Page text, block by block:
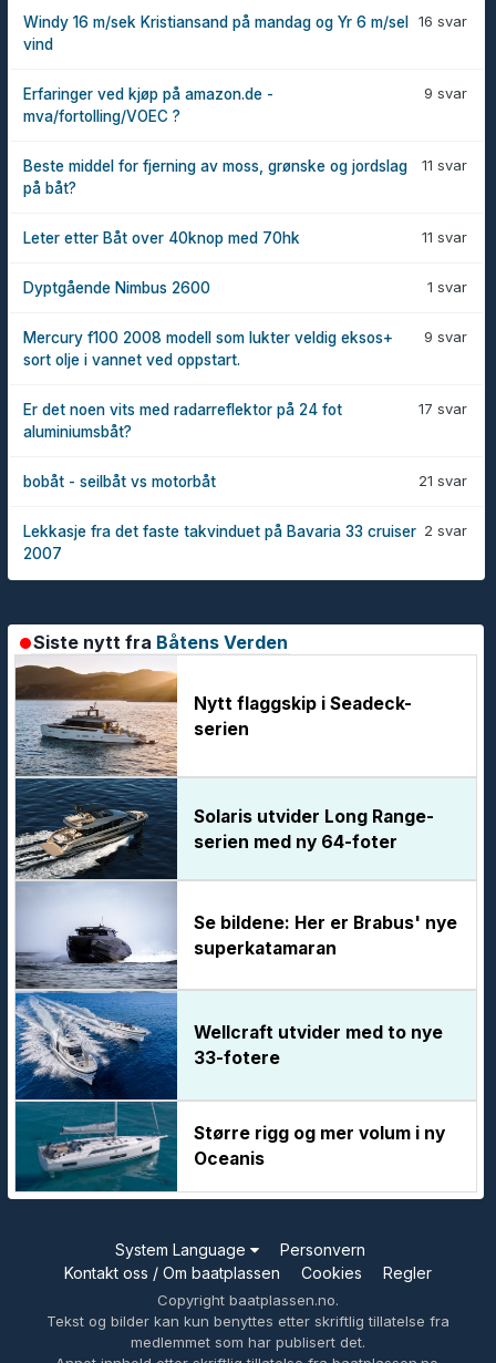
16 svar
Windy 16 m/sek Kristiansand på mandag og Yr 6 m/sel
vind
9 svar
Erfaringer ved kjøp på amazon.de -
mva/fortolling/VOEC ?
11 svar
Beste middel for fjerning av moss, grønske og jordslag
på båt?
11 svar
Leter etter Båt over 40knop med 70hk
1 svar
Dyptgående Nimbus 2600
9 svar
Mercury f100 2008 modell som lukter veldig eksos+
sort olje i vannet ved oppstart.
17 svar
Er det noen vits med radarreflektor på 24 fot
aluminiumsbåt?
21 svar
bobåt - seilbåt vs motorbåt
2 svar
Lekkasje fra det faste takvinduet på Bavaria 33 cruiser
2007
Siste nytt fra Båtens Verden
Nytt flaggskip i Seadeck-
serien
Solaris utvider Long Range-
serien med ny 64-foter
Se bildene: Her er Brabus' nye
superkatamaran
Wellcraft utvider med to nye
33-fotere
Større rigg og mer volum i ny
Oceanis
System Language
Personvern
Kontakt oss / Om baatplassen
Cookies Regler
Copyright baatplassen.no.
Tekst og bilder kan kun benyttes etter skriftlig tillatelse fra
medlemmet som har publisert det.